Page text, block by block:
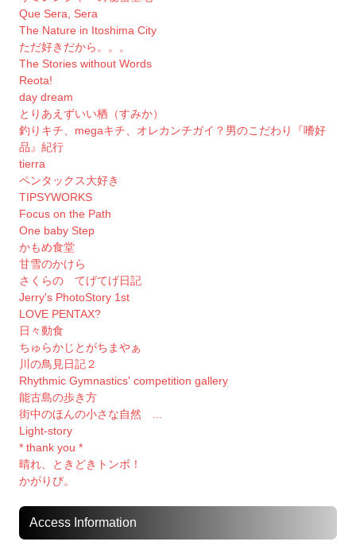
Que Sera, Sera
The Nature in Itoshima City
ただ好きだから。。。
The Stories without Words
Reota!
day dream
とりあえずいい栖（すみか）
釣りキチ、megaキチ、オレカンチガイ？男のこだわり『嗜好
品』紀行
tierra
ペンタックス大好き
TIPSYWORKS
Focus on the Path
One baby Step
かもめ食堂
甘雪のかけら
さくらの てげてげ日記
Jerry's PhotoStory 1st
LOVE PENTAX?
日々動食
ちゅらかじとがちまやぁ
川の鳥見日記２
Rhythmic Gymnastics' competition gallery
能古島の歩き方
街中のほんの小さな自然 ...
Light-story
* thank you *
晴れ、ときどきトンボ！
かがりび。
Access Information